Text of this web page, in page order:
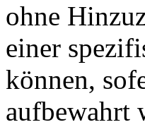
ohne
einer
können,
aufbewahrt